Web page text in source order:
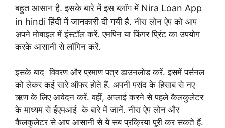
बहुत आसान है. इसके बारे में इस ब्लॉग में Nira Loan App
in hindi हिंदी में जानकारी दी गयी है.नीरा लोन ऐप को आप
अपने मोबाइल में इंस्टॉल करें. एमपिन या फिंगर प्रिंट का उपयोग
करके आसानी से लॉगिन करें.
इसके बाद विवरण और प्रमाण पत्र डाउनलोड करें. इसमें पर्सनल
को लेकर कई सारे ऑफर होते हैं. अपनी पसंद के हिसाब से नए
ऋण के लिए आवेदन करें. वहीं, अप्लाई करने से पहले कैलकुलेटर
के माध्यम से ईएमआई के बारे में जानें. नीरा ऐप लोन और
कैलकुलेटर से आप आसानी से ये सब प्रक्रिया पूरी कर सकते हैं.